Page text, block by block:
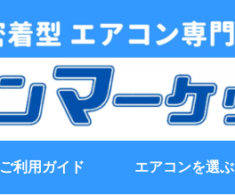
ご利用ガイド エアコンを選ぶ